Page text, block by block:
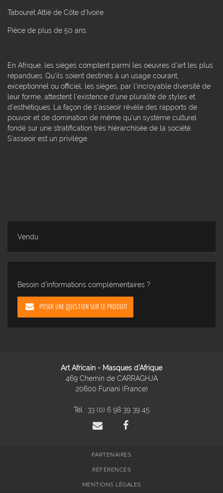
Tabouret Attié de Côte d'Ivoire.
Pièce de plus de 50 ans.
En Afrique, les sièges comptent parmi les oeuvres d'art les plus
répandues. Qu'ils soient destinés à un usage courant,
exceptionnel ou officiel, les sièges, par l'incroyable diversité de
leur forme, attestent l'existence d'une pluralité de styles et
d'esthétiques. La façon de s'asseoir révèle des rapports de
pouvoir et de domination de même qu'un système culturel
fondé sur une stratification très hiérarchisée de la société.
S'asseoir est un privilège.
Vendu
Besoin d'informations complémentaires ?
POSER UNE QUESTION SUR CE PRODUIT
Art Africain - Masques d'Afrique
469 Chemin de CARRAGHJA
20600 Furiani (France)
Tél : 33 (0) 6 98 39 39 45
PARTENAIRES
RÉFÉRENCES
MENTIONS LÉGALES